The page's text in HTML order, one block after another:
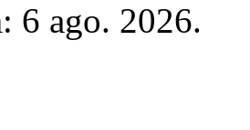
6 ago. 2026.